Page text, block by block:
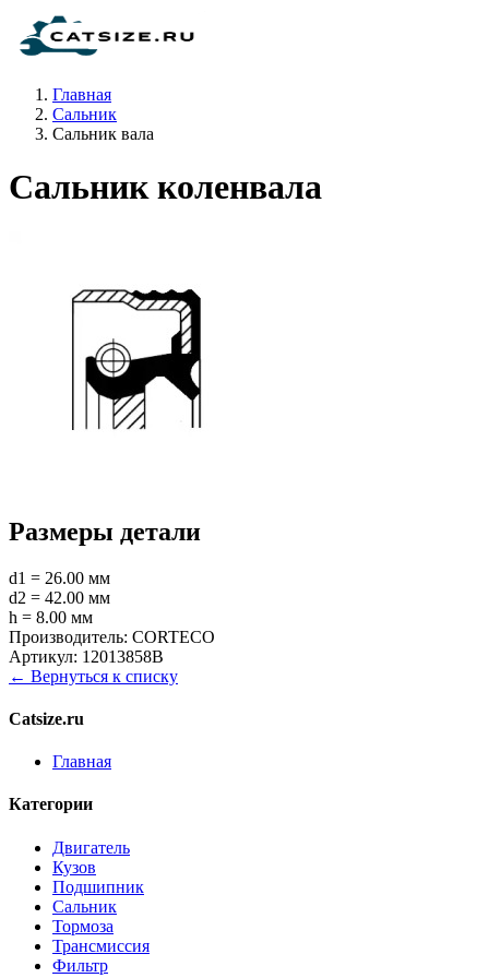
Главная
Сальник
Сальник вала
Сальник коленвала
Размеры детали
d1 = 26.00 мм
d2 = 42.00 мм
h = 8.00 мм
Производитель: CORTECO
Артикул: 12013858B
← Вернуться к списку
Catsize.ru
Главная
Категории
Двигатель
Кузов
Подшипник
Сальник
Тормоза
Трансмиссия
Фильтр